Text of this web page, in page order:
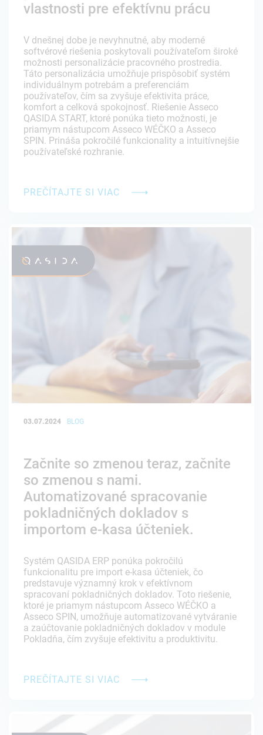
vlastnosti pre efektívnu prácu
V dnešnej dobe je nevyhnutné, aby moderné
softvérové riešenia poskytovali používateľom široké
možnosti personalizácie pracovného prostredia.
Táto personalizácia umožňuje prispôsobiť systém
individuálnym potrebám a preferenciám
používateľov, čím sa zvyšuje efektivita práce,
komfort a celková spokojnosť. Riešenie Asseco
QASIDA START, ktoré ponúka tieto možnosti, je
priamym nástupcom Asseco WÉČKO a Asseco
SPIN. Prináša pokročilé funkcionality a intuitívnejšie
používateľské rozhranie.
PREČÍTAJTE SI VIAC
03.07.2024 BLOG
Začnite so zmenou teraz, začnite
so zmenou s nami.
Automatizované spracovanie
pokladničných dokladov s
importom e-kasa účteniek.
Systém QASIDA ERP ponúka pokročilú
funkcionalitu pre import e-kasa účteniek, čo
predstavuje významný krok v efektívnom
spracovaní pokladničných dokladov. Toto riešenie,
ktoré je priamym nástupcom Asseco WÉČKO a
Asseco SPIN, umožňuje automatizované vytváranie
a zaúčtovanie pokladničných dokladov v module
Pokladňa, čím zvyšuje efektivitu a produktivitu.
PREČÍTAJTE SI VIAC